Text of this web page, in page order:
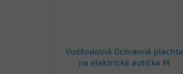
Voděodolná Ochranná plachta
na elektrická autíčka M